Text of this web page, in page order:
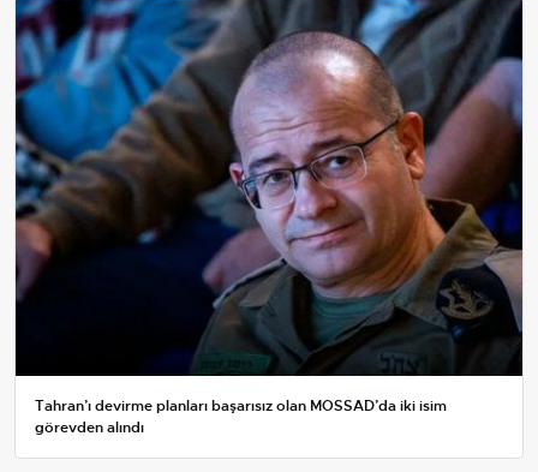
Tahran’ı devirme planları başarısız olan MOSSAD’da iki isim
görevden alındı